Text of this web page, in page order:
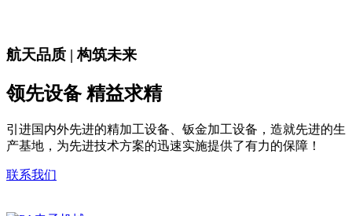
航天品质 | 构筑未来
领先设备 精益求精
引进国内外先进的精加工设备、钣金加工设备，造就先进的生
产基地，为先进技术方案的迅速实施提供了有力的保障！
联系我们